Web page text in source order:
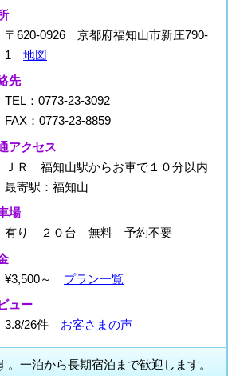
〒620-0926 京都府福知山市新庄790-
1 地図
先
TEL：0773-23-3092
FAX：0773-23-8859
アクセス
ＪＲ 福知山駅からお車で１０分以内
最寄駅：福知山
場
有り ２０台 無料 予約不要
¥3,500～ プラン一覧
ュー
3.8/26件 お客さまの声
。一泊から長期宿泊まで歓迎します。